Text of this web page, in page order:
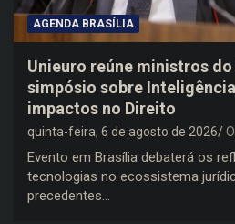
AGENDA BRASÍLIA
Unieuro reúne ministros do
simpósio sobre
impactos no Direito
quinta-feira, 6 de agosto de 2026
Evento em Brasília debaterá os
tecnologias no ecossistema
precedentes…